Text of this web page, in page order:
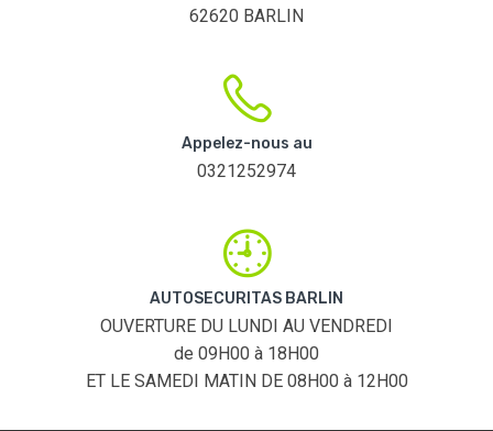
62620 BARLIN
Appelez-nous au
0321252974
AUTOSECURITAS BARLIN
OUVERTURE DU LUNDI AU VENDREDI
de 09H00 à 18H00
ET LE SAMEDI MATIN DE 08H00 à 12H00